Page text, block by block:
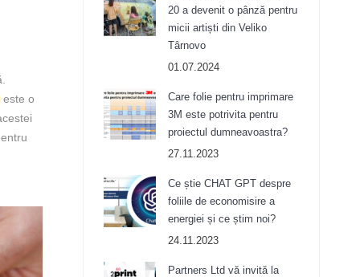
este o
20 a devenit o pânză pentru
micii artiști din Veliko
Târnovo
01.07.2024
Care folie pentru imprimare
3M este potrivita pentru
proiectul dumneavoastra?
27.11.2023
Ce știe CHAT GPT despre
foliile de economisire a
energiei și ce știm noi?
24.11.2023
Partners Ltd vă invită la